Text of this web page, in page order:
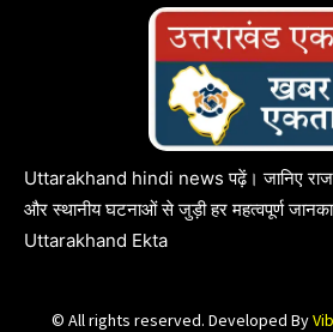
Uttarakhand hindi news पढ़ें। जानिए
और स्थानीय घटनाओं से जुड़ी हर महत्वपूर्ण
Uttarakhand Ekta
© All rights reserved. Developed By